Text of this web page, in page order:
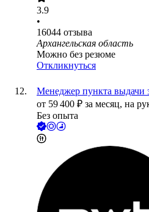
3.9
•
16044 отзыва
Архангельская область
Можно без резюме
Откликнуться
Менеджер пункта выдачи
от 59 400 ₽ за месяц, на
Без опыта